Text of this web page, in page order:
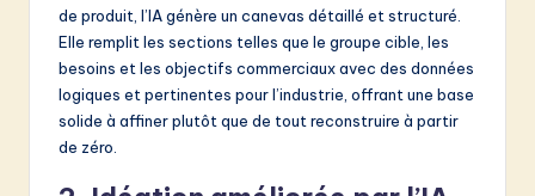
de produit, l’IA génère un canevas détaillé et structuré.
Elle remplit les sections telles que le groupe cible, les
besoins et les objectifs commerciaux avec des données
logiques et pertinentes pour l’industrie, offrant une base
solide à affiner plutôt que de tout reconstruire à partir
de zéro.